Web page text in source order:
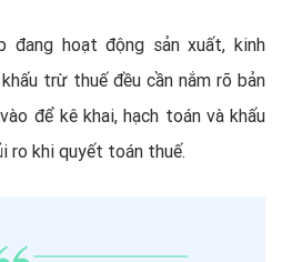
đang hoạt động sản xuất, kinh
trừ thuế đều cần nắm rõ bản
để kê khai, hạch toán và khấu
ro khi quyết toán thuế.